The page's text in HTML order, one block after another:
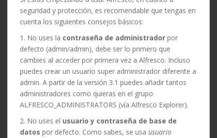
seguridad y protección, es recomendable que tengas en
cuenta los siguientes consejos básicos:
1. No uses la contraseña de administrador por
defecto (admin/admin), debe ser lo primero que
cambies al acceder por primera vez a Alfresco. Incluso
puedes crear un usuario super administrador diferente a
admin. A partir de la versión 3.1 puedes añadir tantos
administradores como quieras en el grupo
ALFRESCO_ADMINISTRATORS (vía Alfresco Explorer).
2. No uses el usuario y contraseña de base de
datos por defecto. Como sabes, se usa usuario